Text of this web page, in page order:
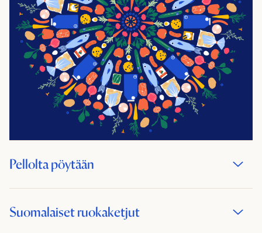
Pellolta pöytään
Suomalaiset ruokaketjut